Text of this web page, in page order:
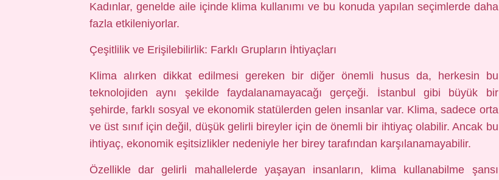
Kadınlar, genelde aile içinde klima kullanımı ve bu konuda yapılan seçimlerde daha
fazla etkileniyorlar.
Çeşitlilik ve Erişilebilirlik: Farklı Grupların İhtiyaçları
Klima alırken dikkat edilmesi gereken bir diğer önemli husus da, herkesin bu
teknolojiden aynı şekilde faydalanamayacağı gerçeği. İstanbul gibi büyük bir
şehirde, farklı sosyal ve ekonomik statülerden gelen insanlar var. Klima, sadece orta
ve üst sınıf için değil, düşük gelirli bireyler için de önemli bir ihtiyaç olabilir. Ancak bu
ihtiyaç, ekonomik eşitsizlikler nedeniyle her birey tarafından karşılanamayabilir.
Özellikle dar gelirli mahallelerde yaşayan insanların, klima kullanabilme şansı